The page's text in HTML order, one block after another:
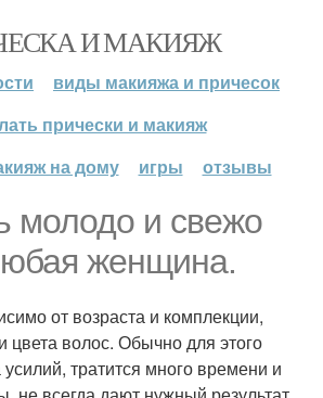
И МАКИЯЖ
виды макияжа и причесок
прически и макияж
на дому
игры отзывы
молодо и свежо
женщина.
от возраста и комплекции,
цвета волос. Обычно для этого
тратится много времени и